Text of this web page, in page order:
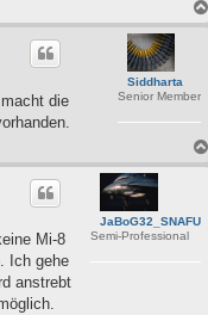
Siddharta
Senior Member
die
JaBoG32_SNAFU
Semi-Professional
Mi-8
Ich gehe
anstrebt